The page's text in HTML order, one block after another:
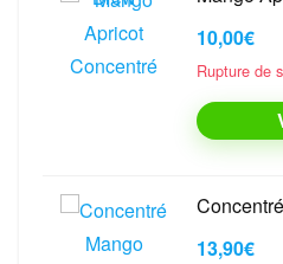
10,00€
Rupture de
13,90€